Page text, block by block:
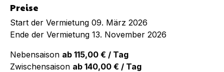
Preise
Start der Vermietung 09. März 2026
Ende der Vermietung 13. November 2026
Nebensaison ab 115,00 € / Tag
Zwischensaison ab 140,00 € / Tag